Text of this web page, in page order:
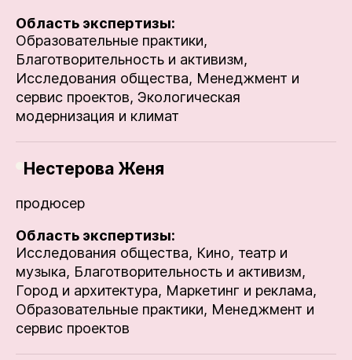
Область экспертизы:
Образовательные практики,
Благотворительность и активизм,
Исследования общества, Менеджмент и
сервис проектов, Экологическая
модернизация и климат
Нестерова Женя
продюсер
Область экспертизы:
Исследования общества, Кино, театр и
музыка, Благотворительность и активизм,
Город и архитектура, Маркетинг и реклама,
Образовательные практики, Менеджмент и
сервис проектов